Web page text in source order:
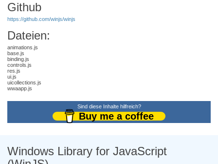
Github
https://github.com/winjs/winjs
Dateien:
animations.js
base.js
binding.js
controls.js
res.js
ui.js
uicollections.js
wwaapp.js
Sind diese Inhalte hilfreich?
Buy me a coffee
Windows Library for JavaScript